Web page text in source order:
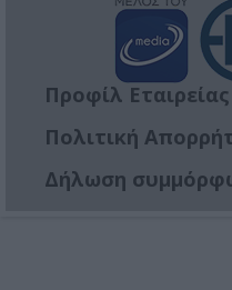
Προφίλ Εταιρείας
Πολιτική
Δήλωση